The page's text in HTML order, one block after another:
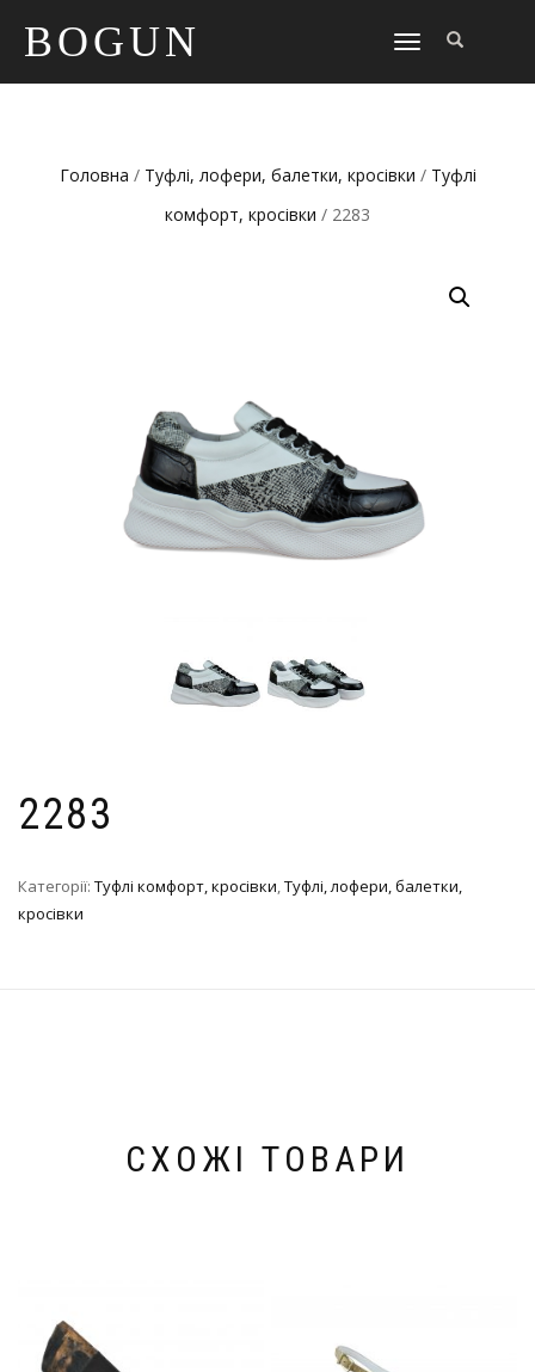
BOGUN
TOGGLE
Головна / Туфлі, лофери, балетки, кросівки / Туфлі
комфорт, кросівки / 2283
2283
Категорії: Туфлі комфорт, кросівки,Туфлі, лофери, балетки,
кросівки
СХОЖІ ТОВАРИ